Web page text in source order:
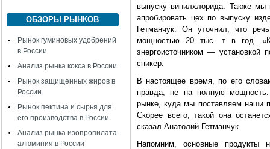
ОБЗОРЫ РЫНКОВ
Рынок гуминовых удобрений
в России
Анализ рынка кокса в России
Рынок защищенных жиров в
России
Рынок пектина и сырья для
его производства в России
Анализ рынка изопропилата
алюминия в России
выпуску винилхлорида. Также
апробировать цех по выпуску
Гетманчук. Он уточнил, что
мощностью 20 тыс. т в год.
энергоисточником —
спикер.
В настоящее время, по его
правда, не на полную мощность.
рынке, куда мы поставляем наши
Скорее всего, такой она
сказал Анатолий Гетманчук.
Напомним, основные продукты